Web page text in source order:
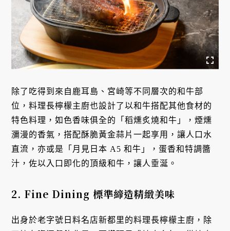
除了吃得到來自鹿耳島、宮崎等不同層次的和牛部
位，料理長檸檬主廚也設計了以和牛搭配其他食材的
特色料理，如色香味俱全的「稻燻炙燒和牛」，煙燻
瀰漫的香氣，搭配酥脆黃金蒜片一起享用，讓人口水
直流，亦或是「月見日本 A5 和牛」，蛋香和特調醬
汁，佐以入口即化的頂級和牛，讓人垂涎。
2. Fine Dining 標準締造精緻美味
出身於老字號日料名店新都里的料理長檸檬主廚，除